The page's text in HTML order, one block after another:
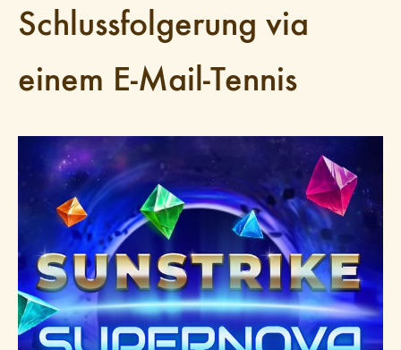
Schlussfolgerung via
einem E-Mail-Tennis